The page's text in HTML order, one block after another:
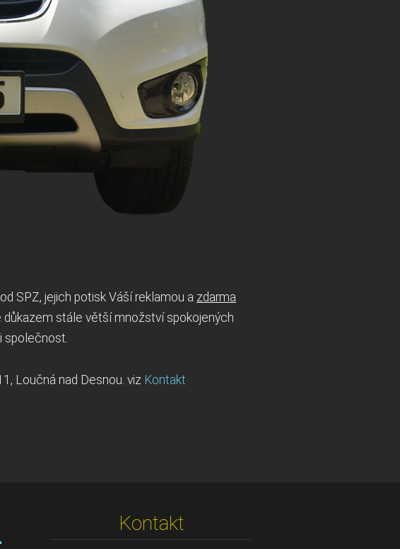
SPZ, jejich potisk Váší reklamou a zdarma
důkazem stále větší množství spokojených
společnost.
Loučná nad Desnou. viz Kontakt
Kontakt